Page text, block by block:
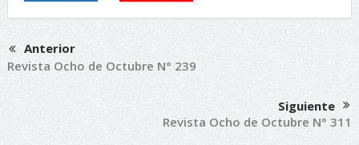
Anterior
Revista Ocho de Octubre N° 239
Siguiente
Revista Ocho de Octubre N° 311